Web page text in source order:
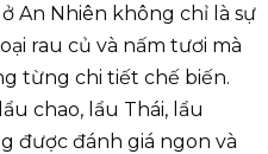
An Nhiên không chỉ là sự
rau củ và nấm tươi mà
từng chi tiết chế biến.
chao, lẩu Thái, lẩu
được đánh giá ngon và